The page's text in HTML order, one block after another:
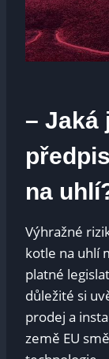
– ‍Jaká‌
na
Výhražné‌
kotle na uhlí
platné
důležité si
prodej‌ a
země EU